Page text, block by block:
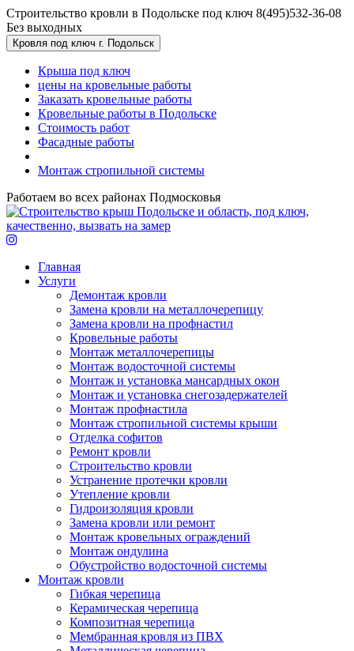
Перейти к основному содержанию
Строительство кровли в Подольске под ключ 8(495)532-36-08
Без выходных
Кровля под ключ г. Подольск
Крыша под ключ
цены на кровельные работы
Заказать кровельные работы
Кровельные работы в Подольске
Стоимость работ
Фасадные работы
Монтаж стропильной системы
Работаем во всех районах Подмосковья
Главная
Услуги
Демонтаж кровли
Замена кровли на металлочерепицу
Замена кровли на профнастил
Кровельные работы
Монтаж металлочерепицы
Монтаж водосточной системы
Монтаж и установка мансардных окон
Монтаж и установка снегозадержателей
Монтаж профнастила
Монтаж стропильной системы крыши
Отделка софитов
Ремонт кровли
Строительство кровли
Устранение протечки кровли
Утепление кровли
Гидроизоляция кровли
Замена кровли или ремонт
Монтаж кровельных ограждений
Монтаж ондулина
Обустройство водосточной системы
Монтаж кровли
Гибкая черепица
Керамическая черепица
Композитная черепица
Мембранная кровля из ПВХ